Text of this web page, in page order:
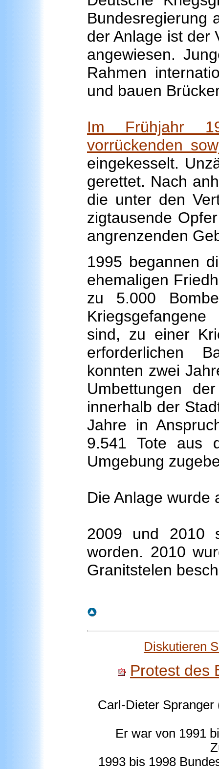
Bundesregierung
der Anlage ist der
angewiesen.
Rahmen
und bauen
Im Frühjahr
vorrückenden
eingekesselt.
gerettet. Nach
die unter den
zigtausende
angrenzenden
1995 begannen
ehemaligen
zu 5.000
sind, zu einer
erforderlichen
konnten zwei
Umbettungen
innerhalb der
Jahre in
9.541 Tote aus
Umgebung
Die Anlage wurde
2009 und 2010
worden. 2010
Granitstelen
Diskutieren
Protest des
Carl-Dieter Spranger
Er war von 1991
1993 bis 1998